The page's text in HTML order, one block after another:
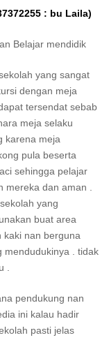
: bu Laila)
Belajar mendidik
yang sangat
dengan meja
tersendat sebab
meja selaku
karena meja
pula beserta
sehingga pelajar
dan aman .
yang
buat area
kaki nan berguna
mendudukinya . tidak
pendukung nan
ini kalau hadir
pasti jelas